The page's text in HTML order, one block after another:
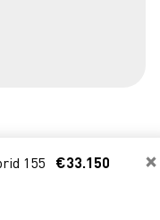
×
155 €33.150